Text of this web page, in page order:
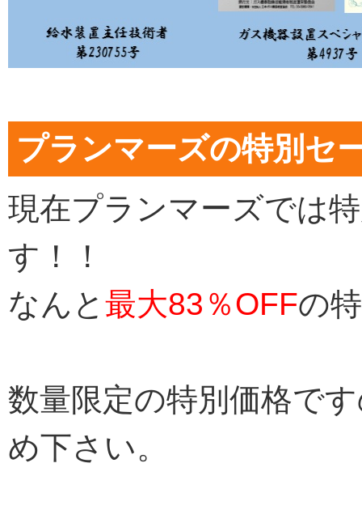
プランマーズの特別セ
現在プランマーズでは
す！！
なんと 最大83％OFFの
数量限定の特別価格で
め下さい。